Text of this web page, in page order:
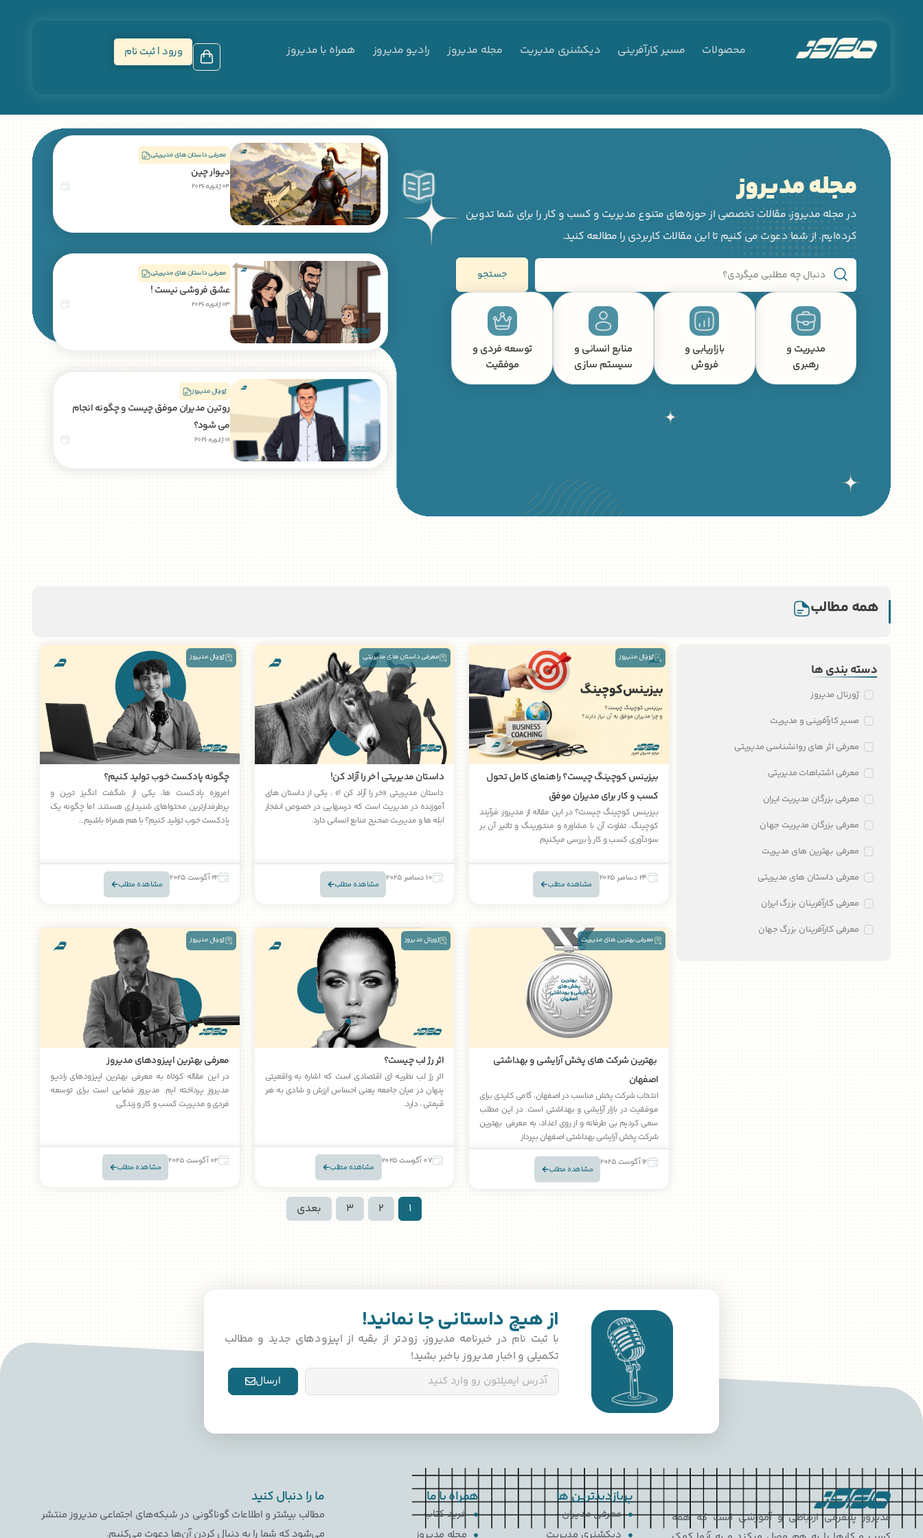
محصولات مسیر کارآفرینی دیکشنری مدیریت مجله مدیروز رادیو مدیروز همراه با مدیروز ورود | ثبت نام
مجله مدیروز
در مجله مدیروز، مقالات تخصصی از حوزه‌های متنوع مدیریت و کسب و کار را برای شما تدوین
کرده‌ایم. از شما دعوت می کنیم تا این مقالات کاربردی را مطالعه کنید.
جستجو
مدیریت و
رهبری
بازاریابی و
فروش
منابع انسانی و
سیستم سازی
توسعه فردی و
موفقیت
معرفی داستان های مدیریتی
دیوار چین
04 ژانویه 2026
معرفی داستان های مدیریتی
عشق فروشی نیست !
03 ژانویه 2026
ژورنال مدیروز
روتین مدیران موفق چیست و چگونه انجام
می شود؟
01 ژانویه 2026
همه مطالب
دسته بندی ها
ژورنال مدیروز
مسیر کارآفرینی و مدیریت
معرفی اثر های روانشناسی مدیریتی
معرفی اشتباهات مدیریتی
معرفی بزرگان مدیریت ایران
معرفی بزرگان مدیریت جهان
معرفی بهترین های مدیریت
معرفی داستان های مدیریتی
معرفی کارآفرینان بزرگ ایران
معرفی کارآفرینان بزرگ جهان
ژورنال مدیروز
بیزینس کوچینگ چیست؟ راهنمای کامل تحول
کسب و کار برای مدیران موفق
بیزینس کوچینگ چیست؟ در این مقاله از مدیروز، فرآیند
کوچینگ، تفاوت آن با مشاوره و منتورینگ و تاثیر آن بر
سودآوری کسب‌ و کار را بررسی میکنیم.
24 دسامبر 2025
مشاهده مطلب
معرفی داستان های مدیریتی
داستان مدیریتی | خر را آزاد کن!
داستان مدیریتی «خر را آزاد کن !» ، یکی از داستان های
آموزنده در مدیریت است که درسهایی در خصوص انفجار
ابله ها و مدیریت صحیح منابع انسانی دارد.
10 دسامبر 2025
مشاهده مطلب
ژورنال مدیروز
چگونه پادکست خوب تولید کنیم؟
امروزه پادکست ها، یکی از شگفت انگیز ترین و
پرطرفدارترین محتواهای شنیداری هستند. اما چگونه یک
پادکست خوب تولید کنیم؟ با هم همراه باشیم…
22 آگوست 2025
مشاهده مطلب
معرفی بهترین های مدیریت
بهترین شرکت های پخش آرایشی و بهداشتی
اصفهان
انتخاب شرکت پخش مناسب در اصفهان، گامی کلیدی برای
موفقیت در بازار آرایشی و بهداشتی است. در این مطلب
سعی کردیم بی طرفانه و از روی اعداد، به معرفی بهترین
شرکت پخش آرایشی بهداشتی اصفهان بپرداز
12 آگوست 2025
مشاهده مطلب
ژورنال مدیروز
اثر رژ لب چیست؟
اثر رژ لب نظریه ای اقتصادی است که اشاره به واقعیتی
پنهان در میان جامعه یعنی احساس ارزش و شادی به هر
قیمتی ، دارد.
07 آگوست 2025
مشاهده مطلب
ژورنال مدیروز
معرفی بهترین اپیزودهای مدیروز
در این مقاله کوتاه به معرفی بهترین اپیزودهای رادیو
مدیروز پرداخته ایم. مدیروز فضایی است برای توسعه
فردی و مدیریت کسب و کار و زندگی.
02 آگوست 2025
مشاهده مطلب
1
2
3 بعدی
از هیچ داستانی جا نمانید!
با ثبت‌ نام در خبرنامه مدیروز، زودتر از بقیه از اپیزودهای جدید و مطالب
تکمیلی و اخبار مدیروز باخبر بشید!
ارسال
مدیروز پلتفرمی ارتباطی و آموزشی است که همه
پربازدیدترین ها
معرفی مدیران
همراه با ما
خرید کتاب
ما را دنبال کنید
مطالب بیشتر و اطلاعات گوناگونی در شبکه‌های اجتماعی مدیروز منتشر
می‌شود که شما را به دنبال کردن آن‌ها دعوت می‌کنیم.